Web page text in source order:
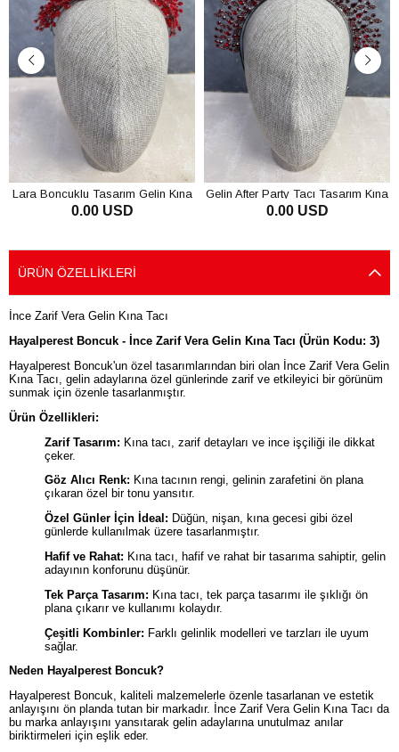
Lara Boncuklu Tasarım Gelin Kına
Tacı
0.00 USD
Gelin After Party Tacı Tasarım Kına
Tacı
0.00 USD
ÜRÜN ÖZELLIKLERI
İnce Zarif Vera Gelin Kına Tacı
Hayalperest Boncuk - İnce Zarif Vera Gelin Kına Tacı (Ürün Kodu: 3)
Hayalperest Boncuk'un özel tasarımlarından biri olan İnce Zarif Vera Gelin
Kına Tacı, gelin adaylarına özel günlerinde zarif ve etkileyici bir görünüm
sunmak için özenle tasarlanmıştır.
Ürün Özellikleri:
Zarif Tasarım: Kına tacı, zarif detayları ve ince işçiliği ile dikkat
çeker.
Göz Alıcı Renk: Kına tacının rengi, gelinin zarafetini ön plana
çıkaran özel bir tonu yansıtır.
Özel Günler İçin İdeal: Düğün, nişan, kına gecesi gibi özel
günlerde kullanılmak üzere tasarlanmıştır.
Hafif ve Rahat: Kına tacı, hafif ve rahat bir tasarıma sahiptir, gelin
adayının konforunu düşünür.
Tek Parça Tasarım: Kına tacı, tek parça tasarımı ile şıklığı ön
plana çıkarır ve kullanımı kolaydır.
Çeşitli Kombinler: Farklı gelinlik modelleri ve tarzları ile uyum
sağlar.
Neden Hayalperest Boncuk?
Hayalperest Boncuk, kaliteli malzemelerle özenle tasarlanan ve estetik
anlayışını ön planda tutan bir markadır. İnce Zarif Vera Gelin Kına Tacı da
bu marka anlayışını yansıtarak gelin adaylarına unutulmaz anılar
biriktirmeleri için eşlik eder.